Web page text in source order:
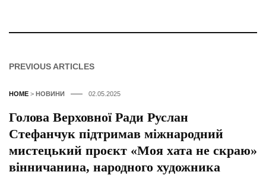
PREVIOUS ARTICLES
HOME > НОВИНИ 02.05.2025
Голова Верховної Ради Руслан
Стефанчук підтримав міжнародний
мистецький проєкт «Моя хата не скраю»
вінничанина, народного художника